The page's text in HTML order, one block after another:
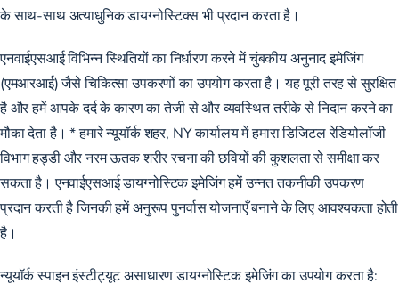
के साथ-साथ अत्याधुनिक डायग्नोस्टिक्स भी प्रदान करता है।
एनवाईएसआई विभिन्न स्थितियों का निर्धारण करने में चुंबकीय अनुनाद इमेजिंग
(एमआरआई) जैसे चिकित्सा उपकरणों का उपयोग करता है। यह पूरी तरह से सुरक्षित
है और हमें आपके दर्द के कारण का तेजी से और व्यवस्थित तरीके से निदान करने का
मौका देता है। * हमारे न्यूयॉर्क शहर, NY कार्यालय में हमारा डिजिटल रेडियोलॉजी
विभाग हड्डी और नरम ऊतक शरीर रचना की छवियों की कुशलता से समीक्षा कर
सकता है। एनवाईएसआई डायग्नोस्टिक इमेजिंग हमें उन्नत तकनीकी उपकरण
प्रदान करती है जिनकी हमें अनुरूप पुनर्वास योजनाएँ बनाने के लिए आवश्यकता होती
है।
न्यूयॉर्क स्पाइन इंस्टीट्यूट असाधारण डायग्नोस्टिक इमेजिंग का उपयोग करता है: